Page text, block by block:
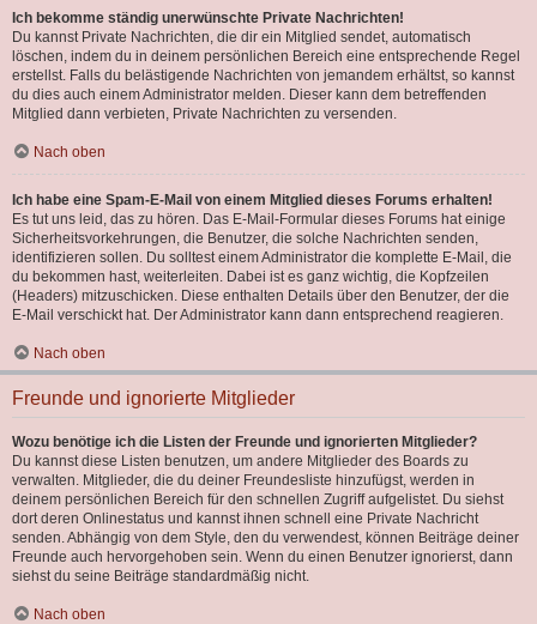
Ich bekomme ständig unerwünschte Private Nachrichten!
Du kannst Private Nachrichten, die dir ein Mitglied sendet, automatisch
löschen, indem du in deinem persönlichen Bereich eine entsprechende Regel
erstellst. Falls du belästigende Nachrichten von jemandem erhältst, so kannst
du dies auch einem Administrator melden. Dieser kann dem betreffenden
Mitglied dann verbieten, Private Nachrichten zu versenden.
Nach oben
Ich habe eine Spam-E-Mail von einem Mitglied dieses Forums erhalten!
Es tut uns leid, das zu hören. Das E-Mail-Formular dieses Forums hat einige
Sicherheitsvorkehrungen, die Benutzer, die solche Nachrichten senden,
identifizieren sollen. Du solltest einem Administrator die komplette E-Mail, die
du bekommen hast, weiterleiten. Dabei ist es ganz wichtig, die Kopfzeilen
(Headers) mitzuschicken. Diese enthalten Details über den Benutzer, der die
E-Mail verschickt hat. Der Administrator kann dann entsprechend reagieren.
Nach oben
Freunde und ignorierte Mitglieder
Wozu benötige ich die Listen der Freunde und ignorierten Mitglieder?
Du kannst diese Listen benutzen, um andere Mitglieder des Boards zu
verwalten. Mitglieder, die du deiner Freundesliste hinzufügst, werden in
deinem persönlichen Bereich für den schnellen Zugriff aufgelistet. Du siehst
dort deren Onlinestatus und kannst ihnen schnell eine Private Nachricht
senden. Abhängig von dem Style, den du verwendest, können Beiträge deiner
Freunde auch hervorgehoben sein. Wenn du einen Benutzer ignorierst, dann
siehst du seine Beiträge standardmäßig nicht.
Nach oben